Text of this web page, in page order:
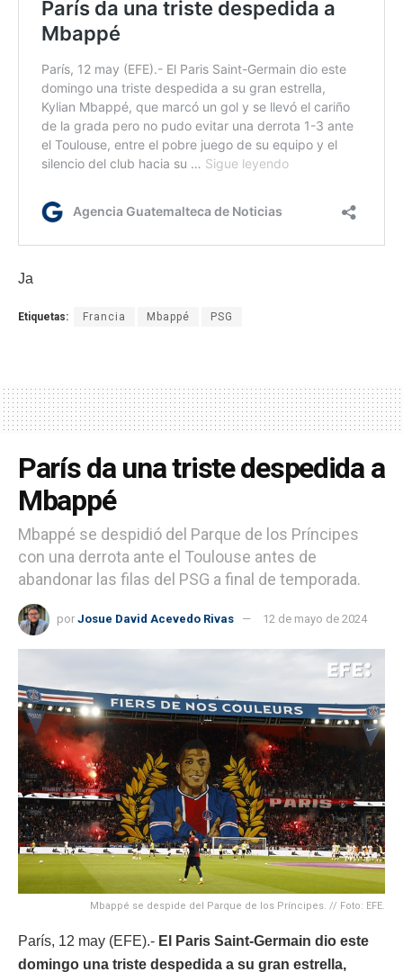
Ja
Etiquetas: Francia Mbappé PSG
París da una triste despedida a
Mbappé
Mbappé se despidió del Parque de los Príncipes
con una derrota ante el Toulouse antes de
abandonar las filas del PSG a final de temporada.
por Josue David Acevedo Rivas 12 de mayo de 2024
Mbappé se despide del Parque de los Príncipes. // Foto: EFE.
París, 12 may (EFE).- El Paris Saint-Germain dio este
domingo una triste despedida a su gran estrella,